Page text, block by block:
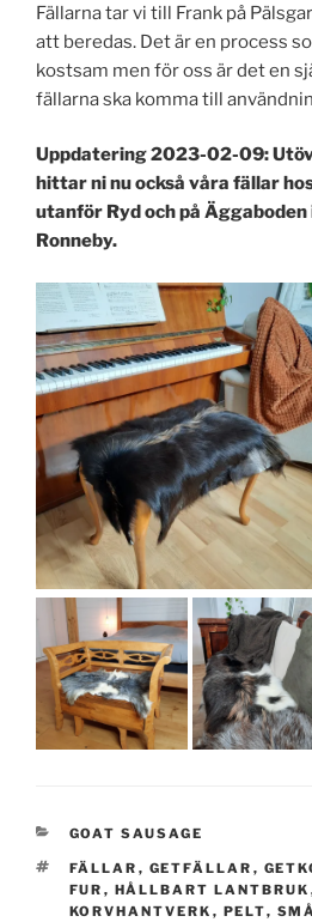
Fällarna tar vi till Frank på
att beredas. Det är en process
kostsam men för oss är det en
fällarna ska komma till
Uppdatering 2023-02-09:
hittar ni nu också våra fällar
utanför Ryd och på
Ronneby.
KATEGORIER
GOAT SAUSAGE
TAGGAR
FÄLLAR , GETFÄLLAR ,
FUR , HÅLLBART LANTBRUK
KORVHANTVERK , PELT,